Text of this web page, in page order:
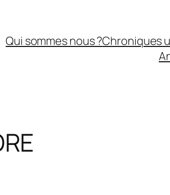
Qui sommes nous ?Chroniques